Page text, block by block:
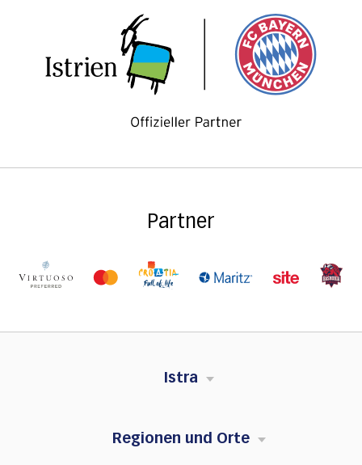
Partner
Istra
Regionen und Orte